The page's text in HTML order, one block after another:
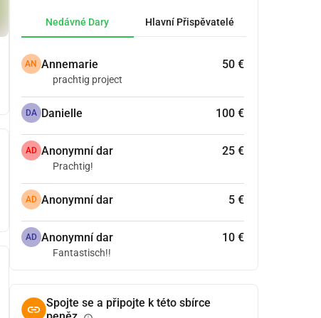
Nedávné Dary Hlavní Přispěvatelé
AN Annemarie 50 €
prachtig project
DA Danielle 100 €
AD Anonymní dar 25 €
Prachtig!
AD Anonymní dar 5 €
AD Anonymní dar 10 €
Fantastisch!!
Spojte se a připojte k této sbírce